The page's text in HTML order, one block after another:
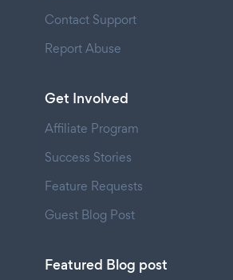
Contact Support
Report Abuse
Get Involved
Affiliate Program
Success Stories
Feature Requests
Guest Blog Post
Featured Blog post